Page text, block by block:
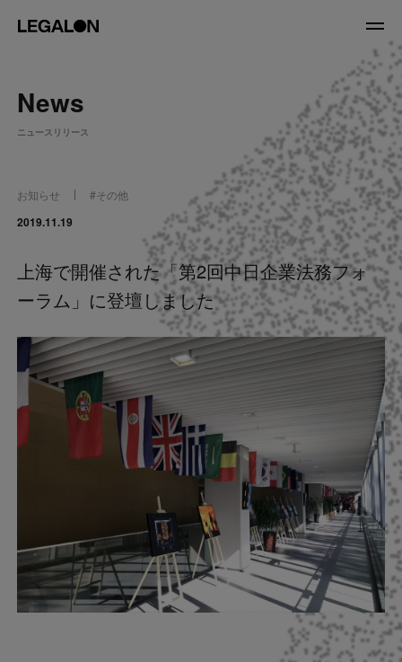
About
役員紹介
Service
News
LegalOn Now
Contact
News
ニュースリリース
お知らせ #その他
2019.11.19
上海で開催された「第2回中日企業法務フォ
ーラム」に登壇しました